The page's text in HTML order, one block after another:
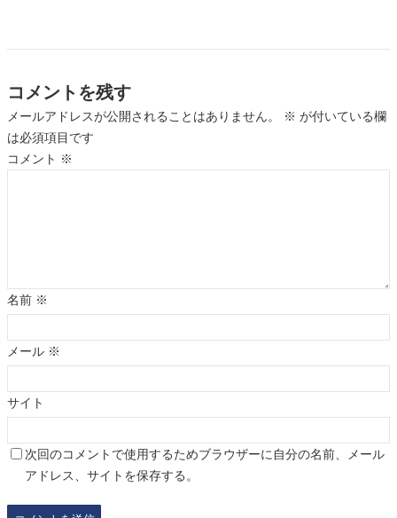
コメントを残す
メールアドレスが公開されることはありません。 ※ が付いている欄
は必須項目です
コメント ※
名前 ※
メール ※
サイト
次回のコメントで使用するためブラウザーに自分の名前、メール
アドレス、サイトを保存する。